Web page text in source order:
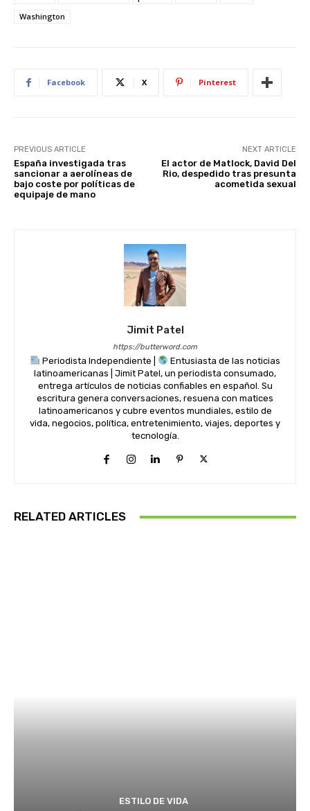
Washington
Facebook X Pinterest
PREVIOUS ARTICLE
España investigada tras
sancionar a aerolíneas de
bajo coste por políticas de
equipaje de mano
NEXT ARTICLE
El actor de Matlock, David Del
Rio, despedido tras presunta
acometida sexual
Jimit Patel
https://butterword.com
Periodista Independiente |
Entusiasta de las noticias
latinoamericanas | Jimit Patel, un periodista consumado,
entrega artículos de noticias confiables en español. Su
escritura genera conversaciones, resuena con matices
latinoamericanos y cubre eventos mundiales, estilo de
vida, negocios, política, entretenimiento, viajes, deportes y
tecnología.
RELATED ARTICLES
ESTILO DE VIDA